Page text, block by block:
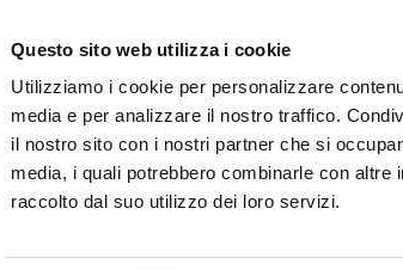
Questo sito web utilizza i cookie
Utilizziamo i cookie per personalizzare
media e per analizzare il nostro traffico.
il nostro sito con i nostri partner che si
media, i quali potrebbero combinarle con
raccolto dal suo utilizzo dei loro servizi.